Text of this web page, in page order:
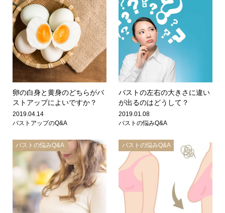
卵の白身と黄身のどちらがバ
ストアップによいですか？
2019.04.14
バストアップのQ&A
バストの左右の大きさに違い
が出るのはどうして？
2019.01.08
バストの悩みQ&A
バストの悩みQ&A バストの悩みQ&A